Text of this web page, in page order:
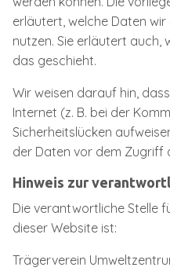
erläutert, welche Daten
nutzen. Sie erläutert auch,
das geschieht.
Wir weisen darauf hin,
Internet (z. B. bei der
Sicherheitslücken
der Daten vor dem Zugriff
Hinweis zur
Die verantwortliche Stelle
dieser Website ist:
Trägerverein